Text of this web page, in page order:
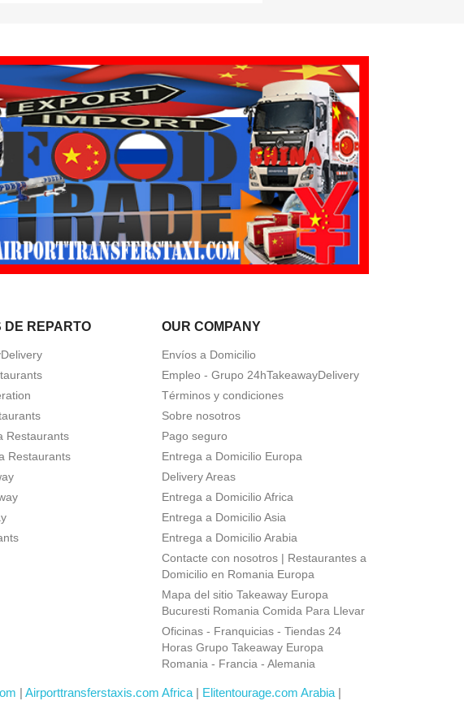
DE REPARTO
Restaurants
Restaurants
OUR COMPANY
Envíos a Domicilio
Empleo - Grupo 24hTakeawayDelivery
Términos y condiciones
Sobre nosotros
Pago seguro
Entrega a Domicilio Europa
Delivery Areas
Entrega a Domicilio Africa
Entrega a Domicilio Asia
Entrega a Domicilio Arabia
Contacte con nosotros | Restaurantes a
Domicilio en Romania Europa
Mapa del sitio Takeaway Europa
Bucuresti Romania Comida Para Llevar
Oficinas - Franquicias - Tiendas 24
Horas Grupo Takeaway Europa
Romania - Francia - Alemania
| Airporttransferstaxis.com Africa| Elitentourage.com Arabia|